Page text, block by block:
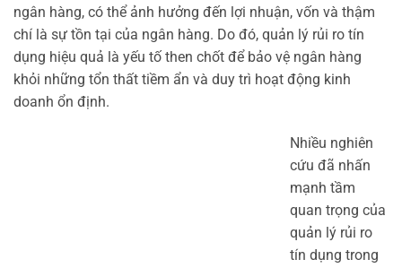
ngân hàng, có thể ảnh hưởng đến lợi nhuận, vốn và thậm
chí là sự tồn tại của ngân hàng. Do đó, quản lý rủi ro tín
dụng hiệu quả là yếu tố then chốt để bảo vệ ngân hàng
khỏi những tổn thất tiềm ẩn và duy trì hoạt động kinh
doanh ổn định.
Nhiều nghiên
cứu đã nhấn
mạnh tầm
quan trọng của
quản lý rủi ro
tín dụng trong